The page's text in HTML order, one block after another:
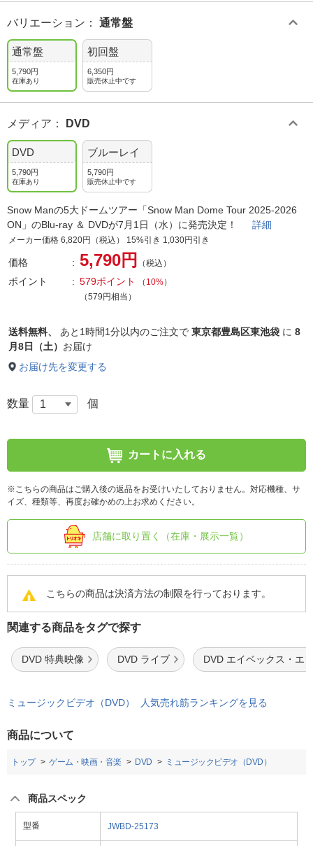
バリエーション ： 通常盤
通常盤
5,790円
在庫あり
初回盤
6,350円
販売休止中です
メディア ： DVD
DVD
5,790円
在庫あり
ブルーレイ
5,790円
販売休止中です
Snow Manの5大ドームツアー「Snow Man Dome Tour 2025-2026
ON」のBlu-ray ＆ DVDが7月1日（水）に発売決定！ 詳細
メーカー価格 6,820円（税込） 15%引き 1,030円引き
価格 5,790円 （税込）
ポイント 579ポイント （ 10%）
（579円相当）
送料無料、 あと 1時間1分以内のご注文で 東京都豊島区東池袋 に 8
月8日（土） お届け
お届け先を変更する
数量 個
カートに入れる
※こちらの商品はご購入後の返品をお受けいたしておりません。対応機種、サ
イズ、種類等、再度お確かめの上お求めください。
店舗に取り置く（在庫・展示一覧）
こちらの商品は決済方法の制限を行っております。
関連する商品をタグで探す
DVD 特典映像 DVD ライブ DVD エイベックス・エ
ミュージックビデオ（DVD） 人気売れ筋ランキングを見る
商品について
トップ ゲーム・映画・音楽 DVD ミュージックビデオ（DVD）
商品スペック
型番 JWBD-25173